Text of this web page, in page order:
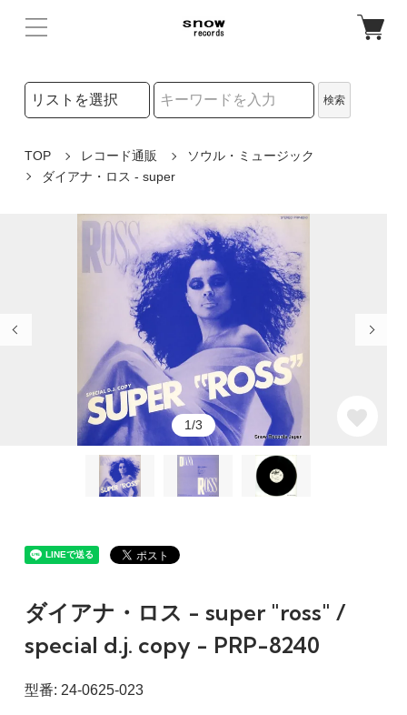
検索リストの選択
検索
TOP レコード通販
ソウル・ミュージック
ダイアナ・ロス - super
1/3
ダイアナ・ロス - super "ross" /
special d.j. copy - PRP-8240
型番: 24-0625-023